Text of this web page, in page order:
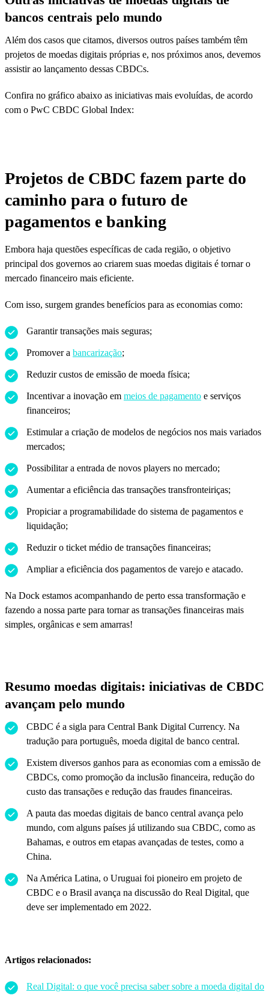
bancos centrais pelo mundo
Além dos casos que citamos, diversos outros países também têm
projetos de moedas digitais próprias e, nos próximos anos, devemos
assistir ao lançamento dessas CBDCs.
Confira no gráfico abaixo as iniciativas mais evoluídas, de acordo
com o PwC CBDC Global Index:
Projetos de CBDC fazem parte do
caminho para o futuro de
pagamentos e banking
Embora haja questões específicas de cada região, o objetivo
principal dos governos ao criarem suas moedas digitais é tornar o
mercado financeiro mais eficiente.
Com isso, surgem grandes benefícios para as economias como:
Garantir transações mais seguras;
Promover a bancarização;
Reduzir custos de emissão de moeda física;
Incentivar a inovação em meios de pagamento e serviços
financeiros;
Estimular a criação de modelos de negócios nos mais variados
mercados;
Possibilitar a entrada de novos players no mercado;
Aumentar a eficiência das transações transfronteiriças;
Propiciar a programabilidade do sistema de pagamentos e
liquidação;
Reduzir o ticket médio de transações financeiras;
Ampliar a eficiência dos pagamentos de varejo e atacado.
Na Dock estamos acompanhando de perto essa transformação e
fazendo a nossa parte para tornar as transações financeiras mais
simples, orgânicas e sem amarras!
Resumo moedas digitais: iniciativas de CBDC
avançam pelo mundo
CBDC é a sigla para Central Bank Digital Currency. Na
tradução para português, moeda digital de banco central.
Existem diversos ganhos para as economias com a emissão de
CBDCs, como promoção da inclusão financeira, redução do
custo das transações e redução das fraudes financeiras.
A pauta das moedas digitais de banco central avança pelo
mundo, com alguns países já utilizando sua CBDC, como as
Bahamas, e outros em etapas avançadas de testes, como a
China.
Na América Latina, o Uruguai foi pioneiro em projeto de
CBDC e o Brasil avança na discussão do Real Digital, que
deve ser implementado em 2022.
Artigos relacionados:
Real Digital: o que você precisa saber sobre a moeda digital do